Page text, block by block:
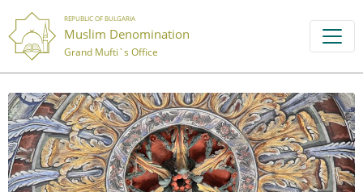
REPUBLIC OF BULGARIA
Muslim Denomination
Grand Mufti`s Office